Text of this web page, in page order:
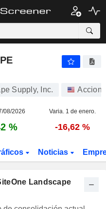
Supply, Inc.
08/2026 Varia. 1 de enero.
% -16,62 %
Noticias
Landscape